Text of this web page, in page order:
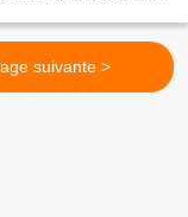
suivante >